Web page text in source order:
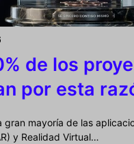
de los
por esta
gran mayoría de las
y Realidad Virtual…